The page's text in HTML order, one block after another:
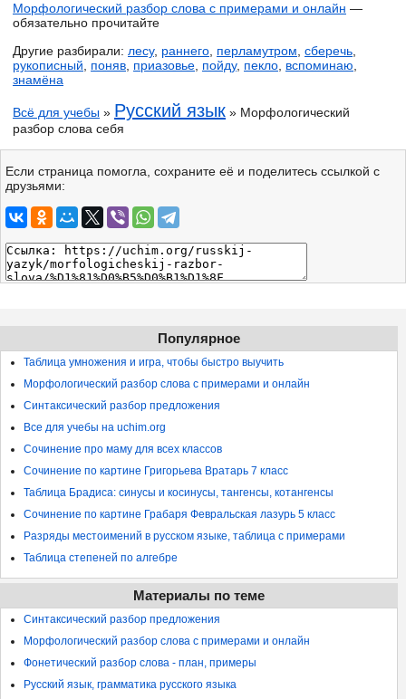
Морфологический разбор слова с примерами и онлайн —
обязательно прочитайте
Другие разбирали: лесу, раннего перламутром сберечь
рукописный
поняв приазовье пойду, пекло вспоминаю
знамёна
Всё для учебы » Русский язык » Морфологический
разбор слова себя
Если страница помогла, сохраните её и поделитесь ссылкой с
друзьями:
Популярное
Таблица умножения и игра, чтобы быстро выучить
Морфологический разбор слова с примерами и онлайн
Синтаксический разбор предложения
Все для учебы на uchim.org
Сочинение про маму для всех классов
Сочинение по картине Григорьева Вратарь 7 класс
Таблица Брадиса: синусы и косинусы, тангенсы, котангенсы
Сочинение по картине Грабаря Февральская лазурь 5 класс
Разряды местоимений в русском языке, таблица с примерами
Таблица степеней по алгебре
Материалы по теме
Синтаксический разбор предложения
Морфологический разбор слова с примерами и онлайн
Фонетический разбор слова - план, примеры
Русский язык, грамматика русского языка